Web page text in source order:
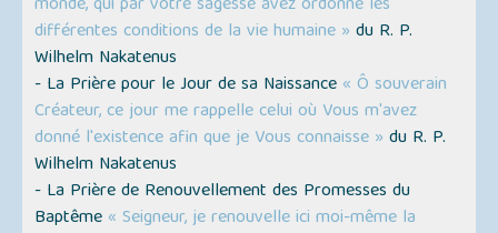
différentes conditions de la vie humaine » du R. P.
Wilhelm Nakatenus
- La Prière pour le Jour de sa Naissance « Ô souverain
Créateur, ce jour me rappelle celui où Vous m'avez
donné l'existence afin que je Vous connaisse » du R. P.
Wilhelm Nakatenus
- La Prière de Renouvellement des Promesses du
Baptême « Seigneur, je renouvelle ici moi-même la